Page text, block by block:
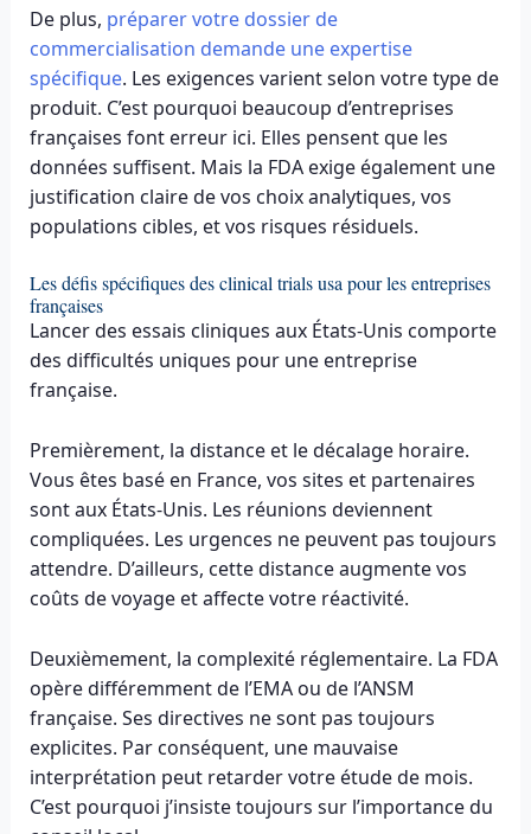
De plus, préparer votre dossier de
commercialisation demande une expertise
spécifique. Les exigences varient selon votre type de
produit. C’est pourquoi beaucoup d’entreprises
françaises font erreur ici. Elles pensent que les
données suffisent. Mais la FDA exige également une
justification claire de vos choix analytiques, vos
populations cibles, et vos risques résiduels.
Les défis spécifiques des clinical trials usa pour les entreprises
françaises
Lancer des essais cliniques aux États-Unis comporte
des difficultés uniques pour une entreprise
française.
Premièrement, la distance et le décalage horaire.
Vous êtes basé en France, vos sites et partenaires
sont aux États-Unis. Les réunions deviennent
compliquées. Les urgences ne peuvent pas toujours
attendre. D’ailleurs, cette distance augmente vos
coûts de voyage et affecte votre réactivité.
Deuxièmement, la complexité réglementaire. La FDA
opère différemment de l’EMA ou de l’ANSM
française. Ses directives ne sont pas toujours
explicites. Par conséquent, une mauvaise
interprétation peut retarder votre étude de mois.
C’est pourquoi j’insiste toujours sur l’importance du